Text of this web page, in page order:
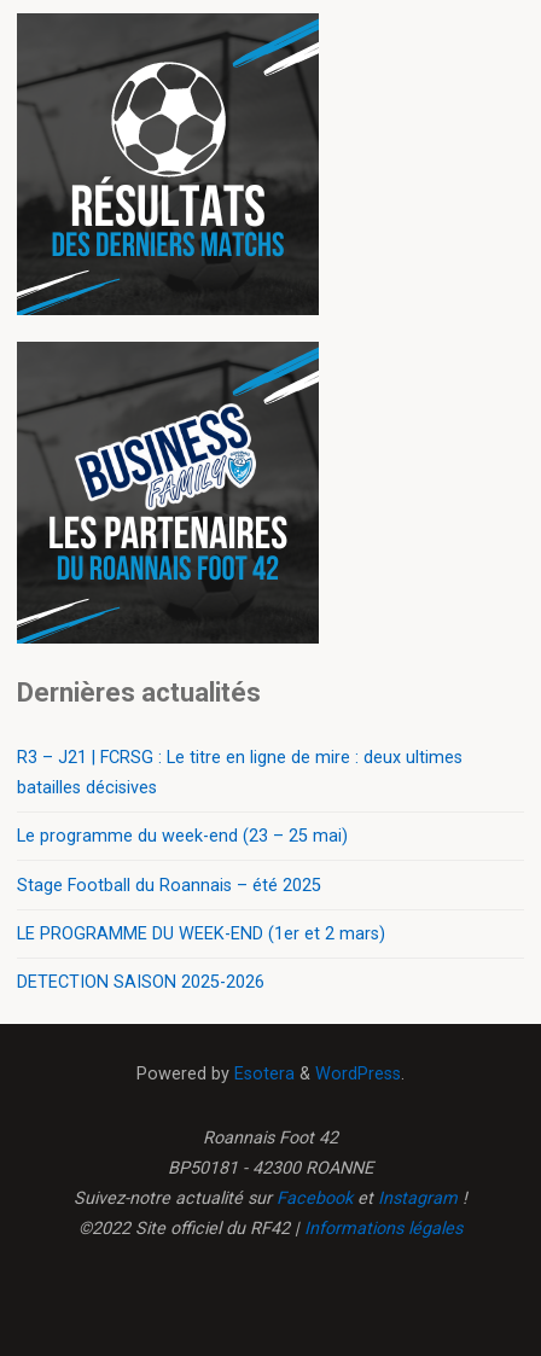
Dernières actualités
R3 – J21 | FCRSG : Le titre en ligne de mire : deux ultimes
batailles décisives
Le programme du week-end (23 – 25 mai)
Stage Football du Roannais – été 2025
LE PROGRAMME DU WEEK-END (1er et 2 mars)
DETECTION SAISON 2025-2026
Powered by Esotera & WordPress.
Roannais Foot 42
BP50181 - 42300 ROANNE
Suivez-notre actualité surFacebooket Instagram !
©2022 Site officiel du RF42 | Informations légales